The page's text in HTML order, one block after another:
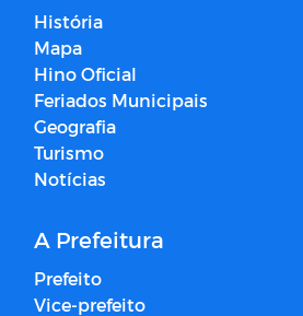
História
Mapa
Hino Oficial
Feriados Municipais
Geografia
Turismo
Notícias
A Prefeitura
Prefeito
Vice-prefeito